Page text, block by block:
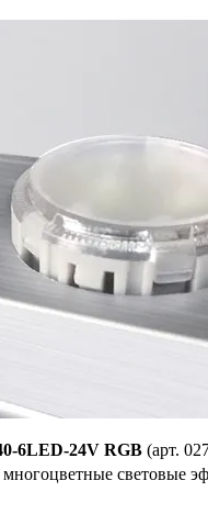
6LED-24V RGB (арт.
многоцветные